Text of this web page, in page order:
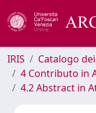
IRIS
Catalogo
4 Contributo in
4.2 Abstract in